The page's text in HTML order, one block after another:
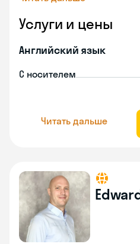
Услуги и цены
Английский язык
С носителем
Читать дальше